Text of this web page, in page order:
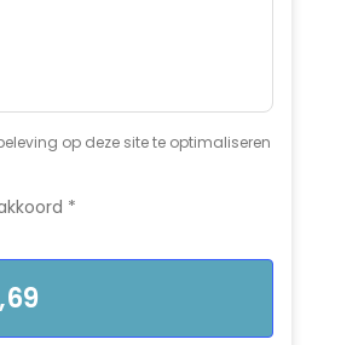
op deze site te optimaliseren
*